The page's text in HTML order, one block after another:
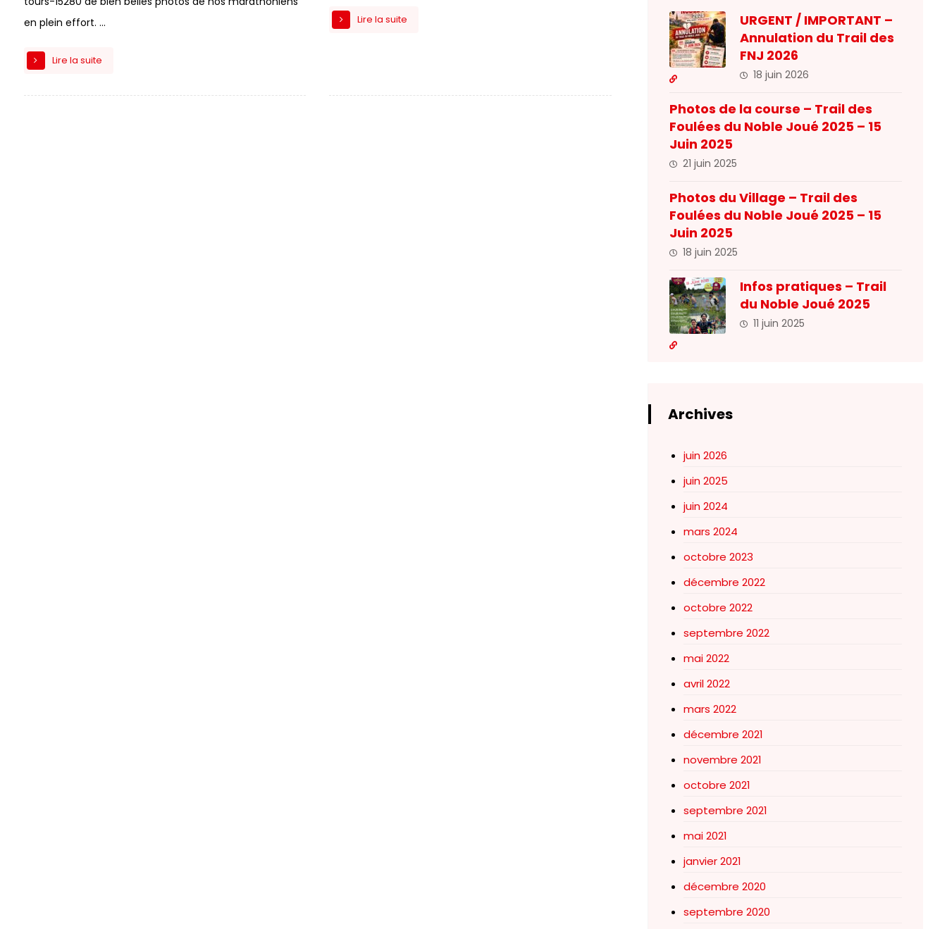
en plein effort. ...
Lire la suite
Lire la suite
URGENT / IMPORTANT –
Annulation du Trail des
FNJ 2026
18 juin 2026
Photos de la course – Trail des
Foulées du Noble Joué 2025 – 15
Juin 2025
21 juin 2025
Photos du Village – Trail des
Foulées du Noble Joué 2025 – 15
Juin 2025
18 juin 2025
Infos pratiques – Trail
du Noble Joué 2025
11 juin 2025
Archives
juin 2026
juin 2025
juin 2024
mars 2024
octobre 2023
décembre 2022
octobre 2022
septembre 2022
mai 2022
avril 2022
mars 2022
décembre 2021
novembre 2021
octobre 2021
septembre 2021
mai 2021
janvier 2021
décembre 2020
septembre 2020